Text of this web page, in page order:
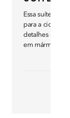
Essa suíte
para a cidade
detalhes
em mármore.